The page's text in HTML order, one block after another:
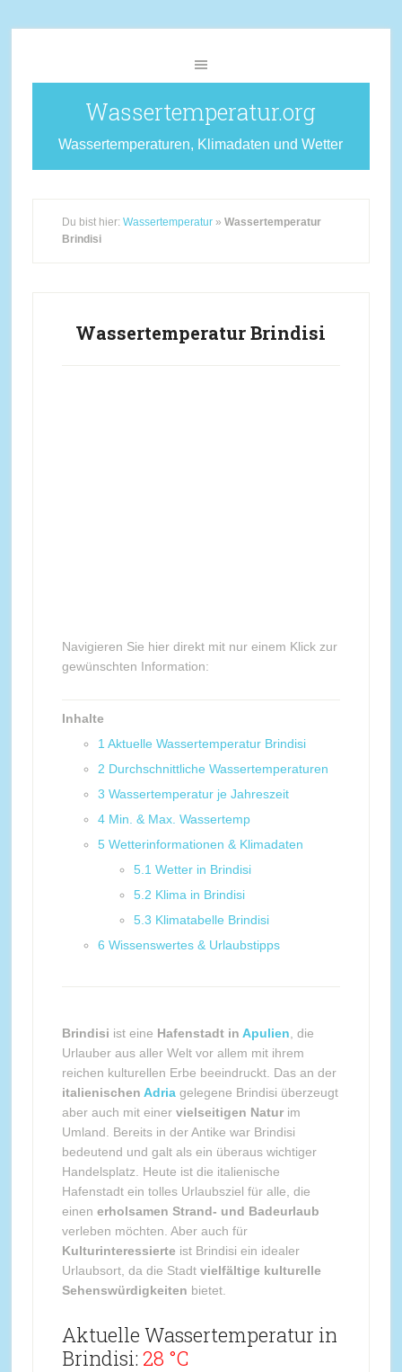
Wassertemperatur.org
Wassertemperaturen, Klimadaten und Wetter
Du bist hier: Wassertemperatur» Wassertemperatur
Brindisi
Wassertemperatur Brindisi
Navigieren Sie hier direkt mit nur einem Klick zur
gewünschten Information:
Inhalte
1 Aktuelle Wassertemperatur Brindisi
2 Durchschnittliche Wassertemperaturen
3 Wassertemperatur je Jahreszeit
4 Min. & Max. Wassertemp
5 Wetterinformationen & Klimadaten
5.1 Wetter in Brindisi
5.2 Klima in Brindisi
5.3 Klimatabelle Brindisi
6 Wissenswertes & Urlaubstipps
Brindisi ist eine Hafenstadt in Apulien , die
Urlauber aus aller Welt vor allem mit ihrem
reichen kulturellen Erbe beeindruckt. Das an der
italienischen Adriagelegene Brindisi überzeugt
aber auch mit einer vielseitigen Naturim
Umland. Bereits in der Antike war Brindisi
bedeutend und galt als ein überaus wichtiger
Handelsplatz. Heute ist die italienische
Hafenstadt ein tolles Urlaubsziel für alle, die
einen erholsamen Strand- und Badeurlaub
verleben möchten. Aber auch für
Kulturinteressierte ist Brindisi ein idealer
Urlaubsort, da die Stadt vielfältige kulturelle
Sehenswürdigkeiten bietet.
Aktuelle Wassertemperatur in
Brindisi: 28 °C